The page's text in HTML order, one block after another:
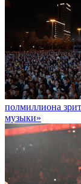
полмиллиона
музыки»